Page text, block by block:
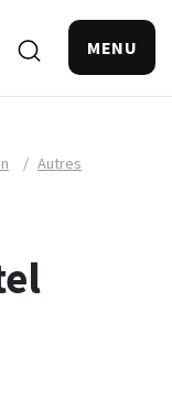
MENU
/ Autres